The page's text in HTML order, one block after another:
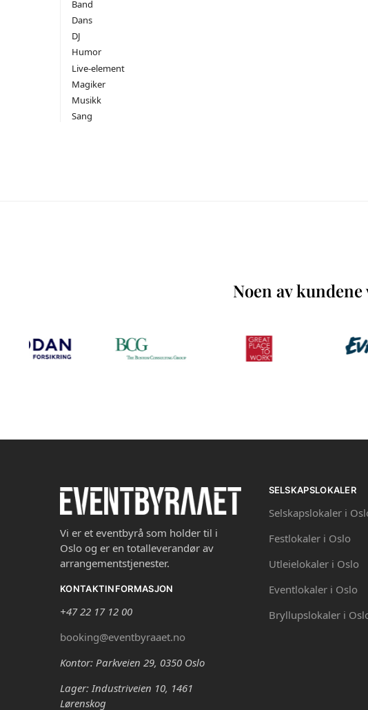
Band
Dans
DJ
Humor
Live-element
Magiker
Musikk
Sang
Noen av
Vi er et eventbyrå som holder til i
Oslo og er en totalleverandør av
arrangementstjenester.
KONTAKTINFORMASJON
+47 22 17 12 00
booking@eventbyraaet.no
Kontor: Parkveien 29, 0350 Oslo
Lager: Industriveien 10, 1461
Lørenskog
SELSKAPSLOKALER
Selskapslokaler i
Festlokaler i Oslo
Utleielokaler i Oslo
Eventlokaler i Oslo
Bryllupslokaler i